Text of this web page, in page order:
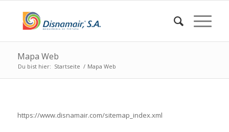
Mapa Web
Du bist hier: Startseite / Mapa Web
https://www.disnamair.com/sitemap_index.xml